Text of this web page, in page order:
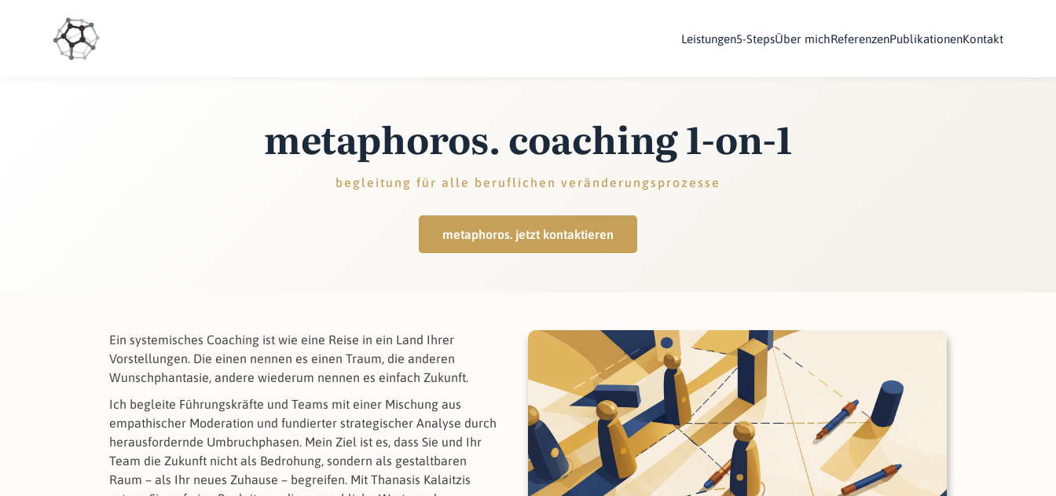
Leistungen5-StepsÜber michReferenzenPublikationenKontakt
metaphoros. coaching 1-on-1
begleitung für alle beruflichen veränderungsprozesse
metaphoros. jetzt kontaktieren
Ein systemisches Coaching ist wie eine Reise in ein Land Ihrer
Vorstellungen. Die einen nennen es einen Traum, die anderen
Wunschphantasie, andere wiederum nennen es einfach Zukunft.
Ich begleite Führungskräfte und Teams mit einer Mischung aus
empathischer Moderation und fundierter strategischer Analyse durch
herausfordernde Umbruchphasen. Mein Ziel ist es, dass Sie und Ihr
Team die Zukunft nicht als Bedrohung, sondern als gestaltbaren
Raum – als Ihr neues Zuhause – begreifen. Mit Thanasis Kalaitzis